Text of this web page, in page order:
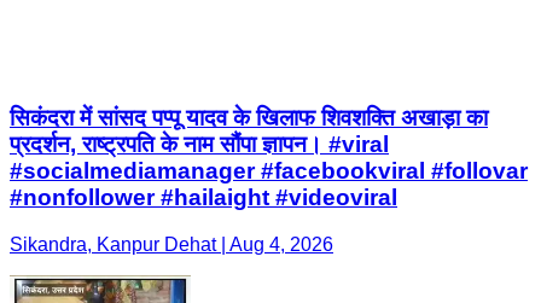
सिकंदरा में सांसद पप्पू यादव के खिलाफ शिवशक्ति अखाड़ा का
प्रदर्शन, राष्ट्रपति के नाम सौंपा ज्ञापन। #viral
#socialmediamanager #facebookviral #follovar
#nonfollower #hailaight #videoviral
Sikandra, Kanpur Dehat | Aug 4, 2026